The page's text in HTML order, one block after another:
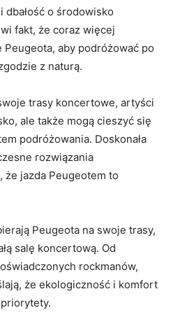
dbałość o środowisko
fakt, że coraz więcej
aby podróżować po‍
z naturą.
trasy koncertowe, artyści
ale także mogą cieszyć się
podróżowania. Doskonała
rozwiązania
jazda⁢ Peugeotem to
Peugeota na swoje trasy,
salę koncertową. Od
rockmanów,
że ⁣ekologiczność i komfort